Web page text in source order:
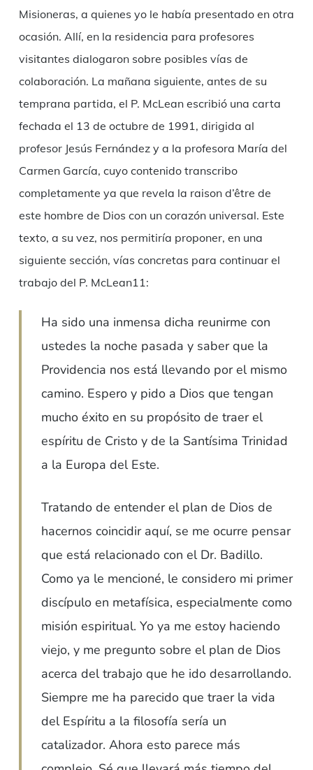
Misioneras, a quienes yo le había presentado en otra
ocasión. Allí, en la residencia para profesores
visitantes dialogaron sobre posibles vías de
colaboración. La mañana siguiente, antes de su
temprana partida, el P. McLean escribió una carta
fechada el 13 de octubre de 1991, dirigida al
profesor Jesús Fernández y a la profesora María del
Carmen García, cuyo contenido transcribo
completamente ya que revela la raison d’être de
este hombre de Dios con un corazón universal. Este
texto, a su vez, nos permitiría proponer, en una
siguiente sección, vías concretas para continuar el
trabajo del P. McLean11:
Ha sido una inmensa dicha reunirme con
ustedes la noche pasada y saber que la
Providencia nos está llevando por el mismo
camino. Espero y pido a Dios que tengan
mucho éxito en su propósito de traer el
espíritu de Cristo y de la Santísima Trinidad
a la Europa del Este.
Tratando de entender el plan de Dios de
hacernos coincidir aquí, se me ocurre pensar
que está relacionado con el Dr. Badillo.
Como ya le mencioné, le considero mi primer
discípulo en metafísica, especialmente como
misión espiritual. Yo ya me estoy haciendo
viejo, y me pregunto sobre el plan de Dios
acerca del trabajo que he ido desarrollando.
Siempre me ha parecido que traer la vida
del Espíritu a la filosofía sería un
catalizador. Ahora esto parece más